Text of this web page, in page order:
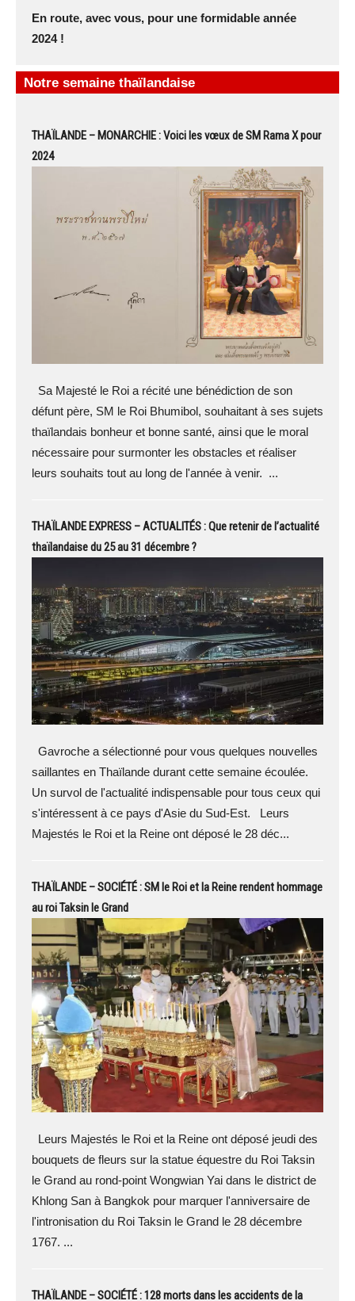
En route, avec vous, pour une formidable année
2024 !
Notre semaine thaïlandaise
THAÏLANDE – MONARCHIE : Voici les vœux de SM Rama X pour
2024
Sa Majesté le Roi a récité une bénédiction de son
défunt père, SM le Roi Bhumibol, souhaitant à ses sujets
thaïlandais bonheur et bonne santé, ainsi que le moral
nécessaire pour surmonter les obstacles et réaliser
leurs souhaits tout au long de l'année à venir. ...
THAÏLANDE EXPRESS – ACTUALITÉS : Que retenir de l’actualité
thaïlandaise du 25 au 31 décembre ?
Gavroche a sélectionné pour vous quelques nouvelles
saillantes en Thaïlande durant cette semaine écoulée.
Un survol de l'actualité indispensable pour tous ceux qui
s'intéressent à ce pays d'Asie du Sud-Est. Leurs
Majestés le Roi et la Reine ont déposé le 28 déc...
THAÏLANDE – SOCIÉTÉ : SM le Roi et la Reine rendent hommage
au roi Taksin le Grand
Leurs Majestés le Roi et la Reine ont déposé jeudi des
bouquets de fleurs sur la statue équestre du Roi Taksin
le Grand au rond-point Wongwian Yai dans le district de
Khlong San à Bangkok pour marquer l'anniversaire de
l'intronisation du Roi Taksin le Grand le 28 décembre
1767. ...
THAÏLANDE – SOCIÉTÉ : 128 morts dans les accidents de la